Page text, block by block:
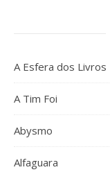
A Esfera dos Livros
A Tim Foi
Abysmo
Alfaguara